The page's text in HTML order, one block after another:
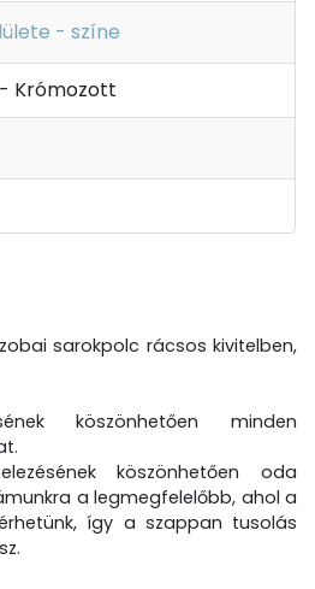
- színe
Krómozott
sarokpolc rácsos kivitelben,
köszönhetően minden
köszönhetően oda
a legmegfelelőbb, ahol a
így a szappan tusolás